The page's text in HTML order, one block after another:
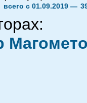
всего с 01.09.2019 —